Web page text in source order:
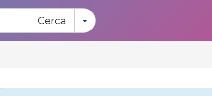
Cerca Toggle Dropdown